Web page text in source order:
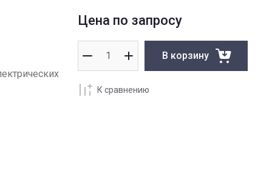
Цена по запросу
В корзину
К сравнению